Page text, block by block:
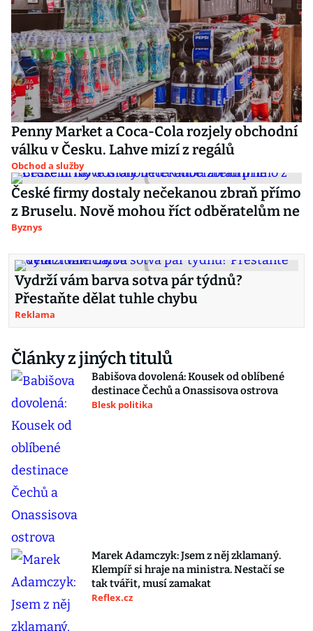
Penny Market a Coca-Cola rozjely obchodní
válku v Česku. Lahve mizí z regálů
Obchod a služby
České firmy dostaly nečekanou zbraň přímo
z Bruselu. Nově mohou říct odběratelům ne
Byznys
Vydrží vám barva sotva pár týdnů?
Přestaňte dělat tuhle chybu
Reklama
Články z jiných titulů
Babišova dovolená: Kousek od oblíbené
destinace Čechů a Onassisova ostrova
Blesk politika
Marek Adamczyk: Jsem z něj zklamaný.
Klempíř si hraje na ministra. Nestačí se
tak tvářit, musí zamakat
Reflex.cz